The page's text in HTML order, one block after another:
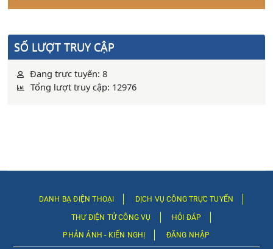
SỐ LƯỢT TRUY CẬP
Đang trực tuyến: 8
Tổng lượt truy cập: 12976
DANH BẠ ĐIỆN THOẠI DỊCH VỤ CÔNG TRỰC TUYẾN
THƯ ĐIỆN TỬ CÔNG VỤ HỎI ĐÁP
PHẢN ÁNH - KIẾN NGHỊ ĐĂNG NHẬP